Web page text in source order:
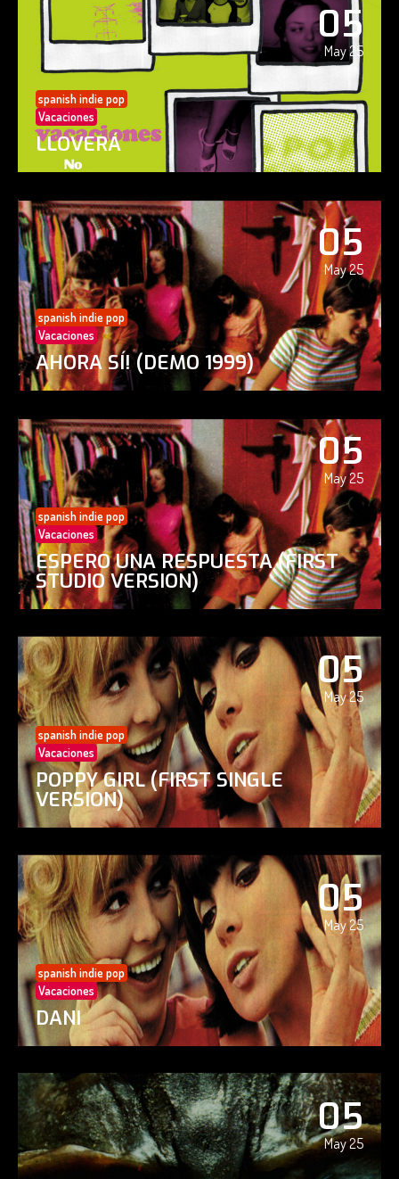
05
May 25
spanish indie pop
Vacaciones
LLOVERÁ
05
May 25
spanish indie pop
Vacaciones
AHORA SÍ! (DEMO 1999)
05
May 25
spanish indie pop
Vacaciones
ESPERO UNA RESPUESTA (FIRST
STUDIO VERSION)
05
May 25
spanish indie pop
Vacaciones
POPPY GIRL (FIRST SINGLE
VERSION)
05
May 25
spanish indie pop
Vacaciones
DANI
05
May 25